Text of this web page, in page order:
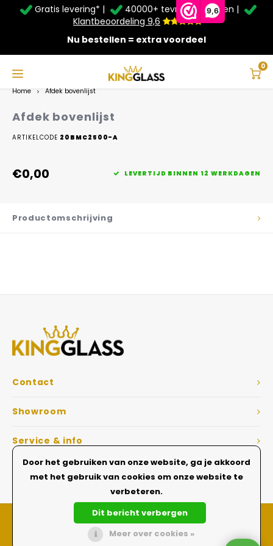
9,6
Service & Contact
Betaalmethoden
Taal
Nederlands
Gratis levering* |
40000+ tevreden klanten |
Klantbeoordeling 9,6
Nu bestellen = extra voordeel
0
Zomer Deals: Tot 20% kortingop schuifwanden en
veranda's +€20extra kassa korting*
Home Afdek bovenlijst
Afdek bovenlijst
ARTIKELCODE 20BMC2500-A
€0,00 LEVERTIJD BINNEN 12 WERKDAGEN
Productomschrijving
Contact
Showroom
Service & info
Dé Glazen wanden specialist
Door het gebruiken van onze website, ga je akkoord
met het gebruik van cookies om onze website te
verbeteren.
Dit bericht verbergen
Meer over cookies »